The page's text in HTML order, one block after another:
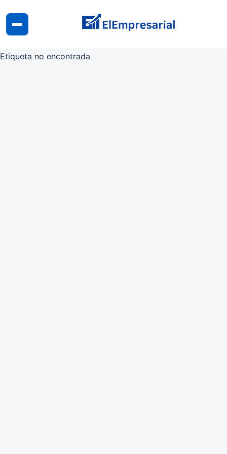
Etiqueta no encontrada